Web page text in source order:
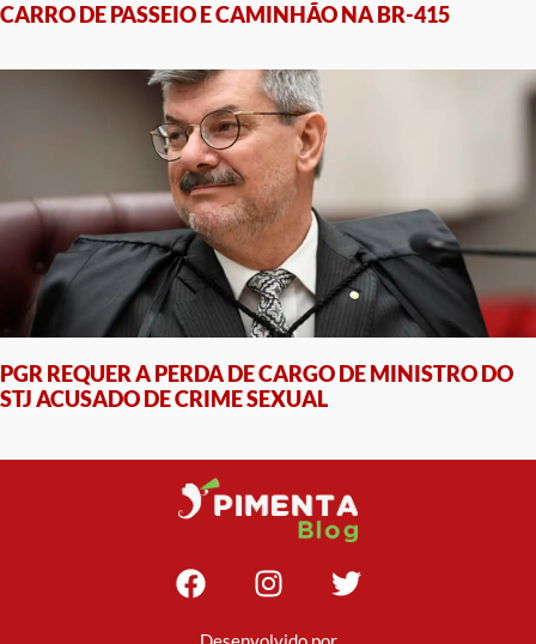
CARRO DE PASSEIO E CAMINHÃO NA BR-415
PGR REQUER A PERDA DE CARGO DE MINISTRO DO
STJ ACUSADO DE CRIME SEXUAL